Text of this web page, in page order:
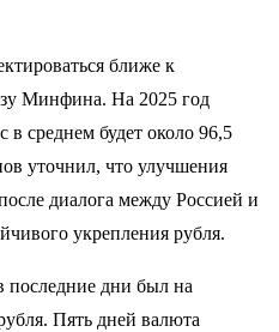
ближе к
Минфина. На 2025 год
среднем будет около 96,5
уточнил, что улучшения
диалога между Россией и
укрепления рубля.
последние дни был на
Пять дней валюта